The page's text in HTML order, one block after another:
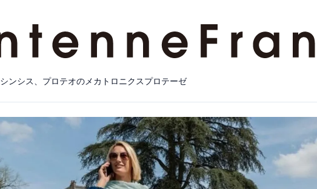
シンシス、プロテオのメカトロニクスプロテーゼ